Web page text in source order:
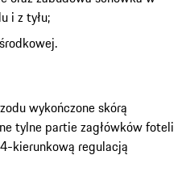
i z tyłu;
wykończone skórą
tylne partie zagłówków foteli
kierunkową regulacją